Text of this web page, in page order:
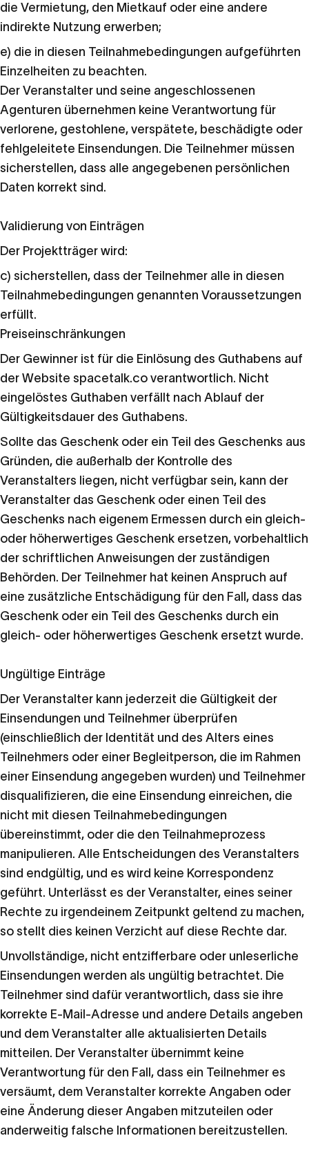
die Vermietung, den Mietkauf oder eine andere
indirekte Nutzung erwerben;
e) die in diesen Teilnahmebedingungen aufgeführten
Einzelheiten zu beachten.
Der Veranstalter und seine angeschlossenen
Agenturen übernehmen keine Verantwortung für
verlorene, gestohlene, verspätete, beschädigte oder
fehlgeleitete Einsendungen. Die Teilnehmer müssen
sicherstellen, dass alle angegebenen persönlichen
Daten korrekt sind.
Validierung von Einträgen
Der Projektträger wird:
c) sicherstellen, dass der Teilnehmer alle in diesen
Teilnahmebedingungen genannten Voraussetzungen
erfüllt.
Preiseinschränkungen
Der Gewinner ist für die Einlösung des Guthabens auf
der Website spacetalk.co verantwortlich. Nicht
eingelöstes Guthaben verfällt nach Ablauf der
Gültigkeitsdauer des Guthabens.
Sollte das Geschenk oder ein Teil des Geschenks aus
Gründen, die außerhalb der Kontrolle des
Veranstalters liegen, nicht verfügbar sein, kann der
Veranstalter das Geschenk oder einen Teil des
Geschenks nach eigenem Ermessen durch ein gleich-
oder höherwertiges Geschenk ersetzen, vorbehaltlich
der schriftlichen Anweisungen der zuständigen
Behörden. Der Teilnehmer hat keinen Anspruch auf
eine zusätzliche Entschädigung für den Fall, dass das
Geschenk oder ein Teil des Geschenks durch ein
gleich- oder höherwertiges Geschenk ersetzt wurde.
Ungültige Einträge
Der Veranstalter kann jederzeit die Gültigkeit der
Einsendungen und Teilnehmer überprüfen
(einschließlich der Identität und des Alters eines
Teilnehmers oder einer Begleitperson, die im Rahmen
einer Einsendung angegeben wurden) und Teilnehmer
disqualifizieren, die eine Einsendung einreichen, die
nicht mit diesen Teilnahmebedingungen
übereinstimmt, oder die den Teilnahmeprozess
manipulieren. Alle Entscheidungen des Veranstalters
sind endgültig, und es wird keine Korrespondenz
geführt. Unterlässt es der Veranstalter, eines seiner
Rechte zu irgendeinem Zeitpunkt geltend zu machen,
so stellt dies keinen Verzicht auf diese Rechte dar.
Unvollständige, nicht entzifferbare oder unleserliche
Einsendungen werden als ungültig betrachtet. Die
Teilnehmer sind dafür verantwortlich, dass sie ihre
korrekte E-Mail-Adresse und andere Details angeben
und dem Veranstalter alle aktualisierten Details
mitteilen. Der Veranstalter übernimmt keine
Verantwortung für den Fall, dass ein Teilnehmer es
versäumt, dem Veranstalter korrekte Angaben oder
eine Änderung dieser Angaben mitzuteilen oder
anderweitig falsche Informationen bereitzustellen.